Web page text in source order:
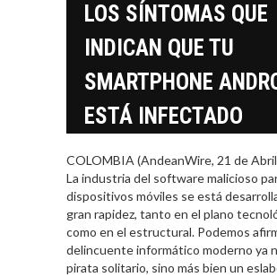
LOS SÍNTOMAS QUE
INDICAN QUE TU
SMARTPHONE
ESTÁ INFECTADO
COLOMBIA (AndeanWire, 21 de
La industria del software malicioso
dispositivos móviles se está
gran rapidez, tanto en el plano
como en el estructural. Podemos
delincuente informático moderno ya
pirata solitario, sino más bien un